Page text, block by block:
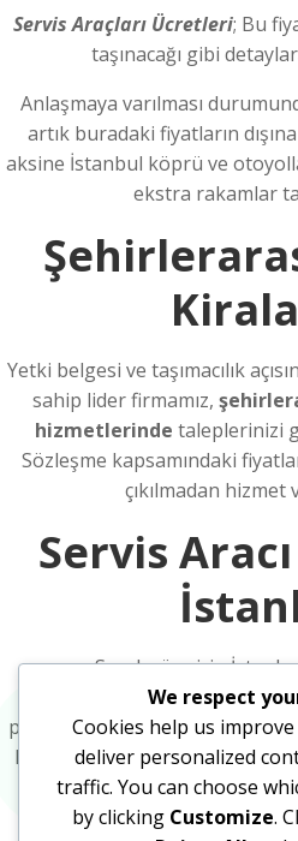
Servis Araçları Ücretleri; Bu
taşınacağı gibi
Anlaşmaya varılması
artık buradaki fiyatların
aksine İstanbul köprü ve
ekstra rakamlar
Yetki belgesi ve taşımacılık
sahip lider firmamız,
hizmetlerinde taleplerinizi
Sözleşme kapsamındaki
çıkılmadan
Servis
Sınırlı süre için
istiyorsanız
prosedüre uygun biçimde
Kiralama İstanbul içi yada
Önce gidilecek yer; kişi
detaylarla size
We respect
Cookies help us
deliver personalized
traffic. You can choose
by clicking Customize.